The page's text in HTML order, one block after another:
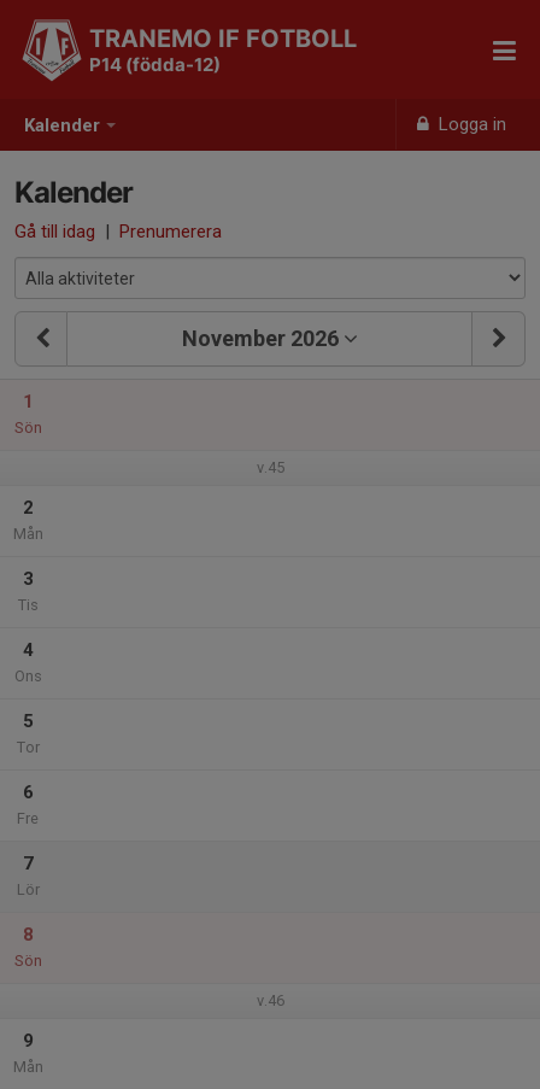
Kalender Logga in
TRANEMO IF FOTBOLL
P14 (födda-12)
Kalender
Gå till idag | Prenumerera
November 2026
1
Sön
v.45
2
Mån
3
Tis
4
Ons
5
Tor
6
Fre
7
Lör
8
Sön
v.46
9
Mån